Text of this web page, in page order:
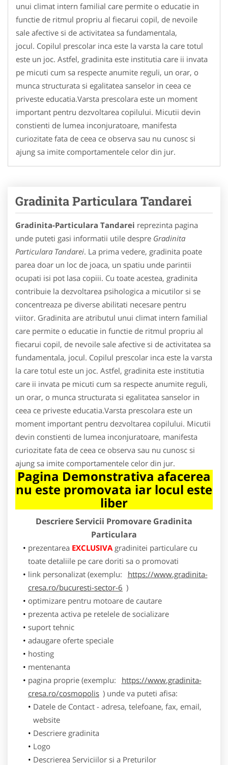
unui climat intern familial care permite o educatie in
functie de ritmul propriu al fiecarui copil, de nevoile
sale afective si de activitatea sa fundamentala,
jocul. Copilul prescolar inca este la varsta la care totul
este un joc. Astfel, gradinita este institutia care ii invata
pe micuti cum sa respecte anumite reguli, un orar, o
munca structurata si egalitatea sanselor in ceea ce
priveste educatia.Varsta prescolara este un moment
important pentru dezvoltarea copilului. Micutii devin
constienti de lumea inconjuratoare, manifesta
curiozitate fata de ceea ce observa sau nu cunosc si
ajung sa imite comportamentele celor din jur.
Gradinita Particulara Tandarei
Gradinita-Particulara Tandarei reprezinta pagina
unde puteti gasi informatii utile despre Gradinita
Particulara Tandarei. La prima vedere, gradinita poate
parea doar un loc de joaca, un spatiu unde parintii
ocupati isi pot lasa copiii. Cu toate acestea, gradinita
contribuie la dezvoltarea psihologica a micutilor si se
concentreaza pe diverse abilitati necesare pentru
viitor. Gradinita are atributul unui climat intern familial
care permite o educatie in functie de ritmul propriu al
fiecarui copil, de nevoile sale afective si de activitatea sa
fundamentala, jocul. Copilul prescolar inca este la varsta
la care totul este un joc. Astfel, gradinita este institutia
care ii invata pe micuti cum sa respecte anumite reguli,
un orar, o munca structurata si egalitatea sanselor in
ceea ce priveste educatia.Varsta prescolara este un
moment important pentru dezvoltarea copilului. Micutii
devin constienti de lumea inconjuratoare, manifesta
curiozitate fata de ceea ce observa sau nu cunosc si
ajung sa imite comportamentele celor din jur.
Pagina Demonstrativa afacerea
nu este promovata iar locul este
liber
Descriere Servicii Promovare Gradinita
Particulara
prezentarea EXCLUSIVAgradinitei particulare cu
toate detaliile pe care doriti sa o promovati
link personalizat (exemplu:
https://www.gradinita-
cresa.ro/bucuresti-sector-6 )
optimizare pentru motoare de cautare
prezenta activa pe retelele de socializare
suport tehnic
adaugare oferte speciale
hosting
mentenanta
pagina proprie (exemplu:
https://www.gradinita-
cresa.ro/cosmopolis ) unde va puteti afisa:
Datele de Contact - adresa, telefoane, fax, email,
website
Descriere gradinita
Logo
Descrierea Serviciilor si a Preturilor